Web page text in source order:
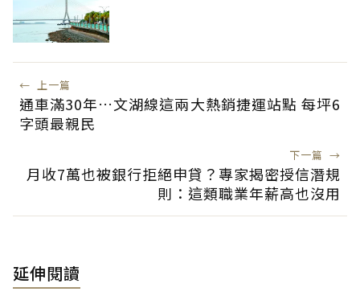
← 上一篇
通車滿30年…文湖線這兩大熱銷捷運站點 每坪6
字頭最親民
下一篇 →
月收7萬也被銀行拒絕申貸？專家揭密授信潛規
則：這類職業年薪高也沒用
延伸閱讀